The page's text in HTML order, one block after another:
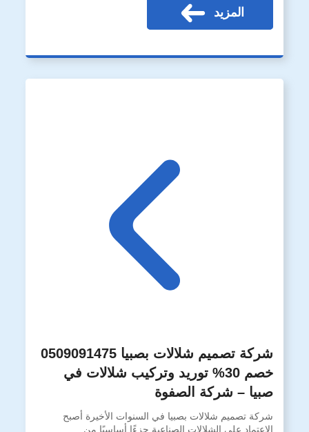
المزيد
شركة تصميم شلالات بصبيا 0509091475
خصم 30% توريد وتركيب شلالات في
صبيا – شركة الصفوة
شركة تصميم شلالات بصبيا في السنوات الأخيرة أصبح
الاعتماد على الشلالات الصناعية جزءًا أساسيًا من…